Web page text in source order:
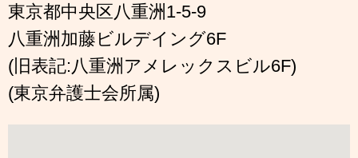
東京都中央区八重洲1-5-9
八重洲加藤ビルデイング6F
(旧表記:八重洲アメレックスビル6F)
(東京弁護士会所属)